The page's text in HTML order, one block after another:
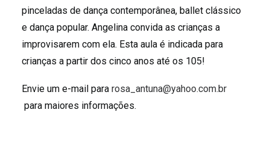
pinceladas de dança contemporânea, ballet clássico
e dança popular. Angelina convida as crianças a
improvisarem com ela. Esta aula é indicada para
crianças a partir dos cinco anos até os 105!
Envie um e-mail para rosa_antuna@yahoo.com.br
para maiores informações.